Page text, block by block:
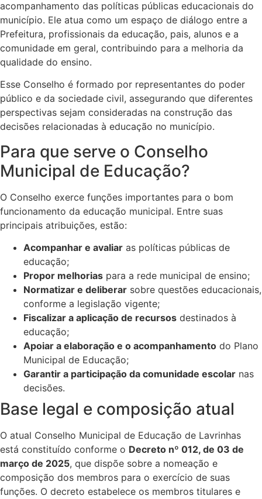
acompanhamento das políticas públicas educacionais do
município. Ele atua como um espaço de diálogo entre a
Prefeitura, profissionais da educação, pais, alunos e a
comunidade em geral, contribuindo para a melhoria da
qualidade do ensino.
Esse Conselho é formado por representantes do poder
público e da sociedade civil, assegurando que diferentes
perspectivas sejam consideradas na construção das
decisões relacionadas à educação no município.
Para que serve o Conselho
Municipal de Educação?
O Conselho exerce funções importantes para o bom
funcionamento da educação municipal. Entre suas
principais atribuições, estão:
Acompanhar e avaliar as políticas públicas de
educação;
Propor melhorias para a rede municipal de ensino;
Normatizar e deliberar sobre questões educacionais,
conforme a legislação vigente;
Fiscalizar a aplicação de recursos destinados à
educação;
Apoiar a elaboração e o acompanhamento do Plano
Municipal de Educação;
Garantir a participação da comunidade escolar nas
decisões.
Base legal e composição atual
O atual Conselho Municipal de Educação de Lavrinhas
está constituído conforme o Decreto nº 012, de 03 de
março de 2025, que dispõe sobre a nomeação e
composição dos membros para o exercício de suas
funções. O decreto estabelece os membros titulares e